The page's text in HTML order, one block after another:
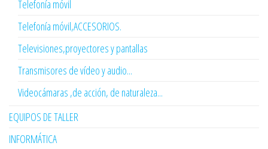
Telefonía móvil
Telefonía móvil,ACCESORIOS.
Televisiones,proyectores y pantallas
Transmisores de vídeo y audio...
Videocámaras ,de acción, de naturaleza...
EQUIPOS DE TALLER
INFORMÁTICA